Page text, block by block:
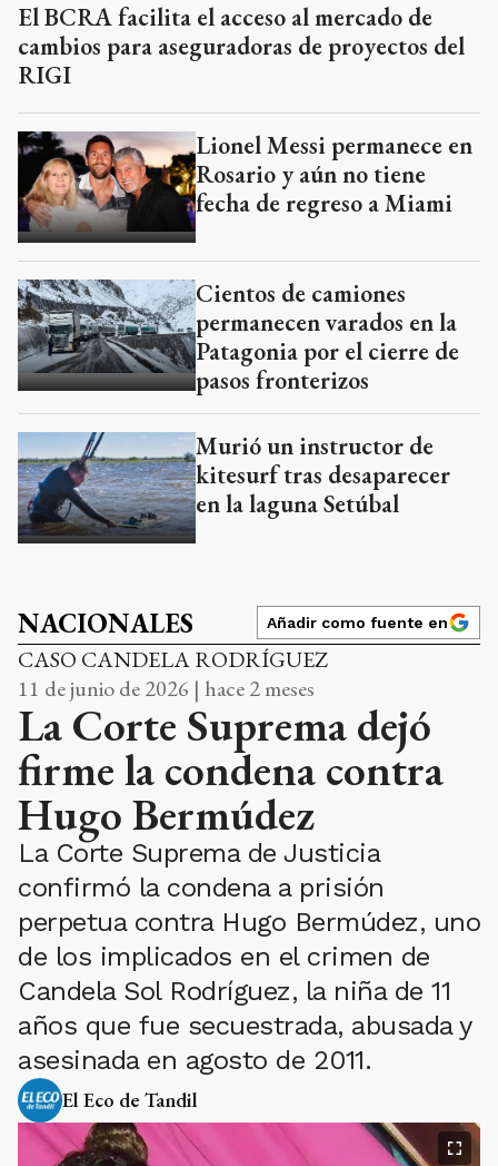
El BCRA facilita el acceso al mercado de
cambios para aseguradoras de proyectos del
RIGI
Lionel Messi permanece en
Rosario y aún no tiene
fecha de regreso a Miami
Cientos de camiones
permanecen varados en la
Patagonia por el cierre de
pasos fronterizos
Murió un instructor de
kitesurf tras desaparecer
en la laguna Setúbal
NACIONALES Añadir como fuente en
CASO CANDELA RODRÍGUEZ
11 de junio de 2026 | hace 2 meses
La Corte Suprema dejó
firme la condena contra
Hugo Bermúdez
La Corte Suprema de Justicia
confirmó la condena a prisión
perpetua contra Hugo Bermúdez, uno
de los implicados en el crimen de
Candela Sol Rodríguez, la niña de 11
años que fue secuestrada, abusada y
asesinada en agosto de 2011.
El Eco de Tandil